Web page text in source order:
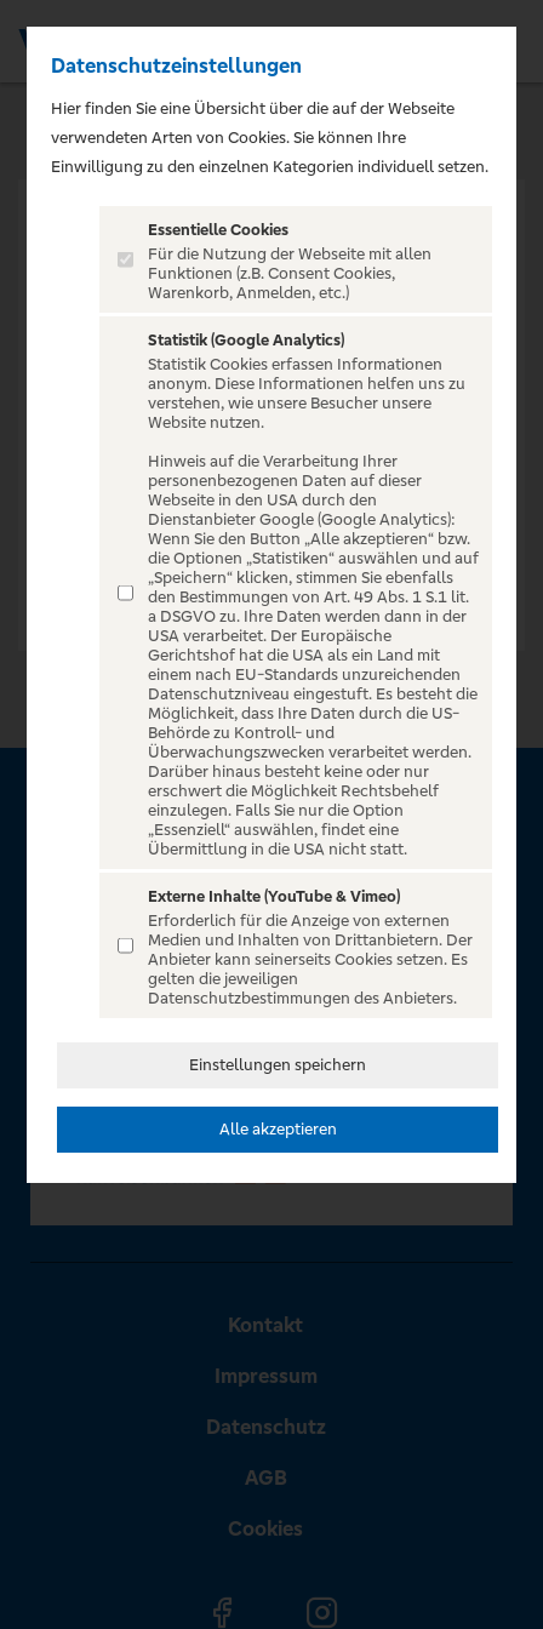
VERANSTALTUNG NICHT
GEFUNDEN
Zur Startseite
Über VR Entertain
für alle Kunden der Volksbanken Raiffeisenbanken. Auf
unserem einzigartigen Portal finden Sie Tickets für
atemberaubende Konzerte, Musicals und Shows, die
Fußball-Bundesliga sowie die Champions League und die
In Zusammenarbeit mit
Kontakt
Impressum
Datenschutz
AGB
Cookies
Datenschutzeinstellungen
Hier finden Sie eine Übersicht über die auf der Webseite
verwendeten Arten von Cookies. Sie können Ihre
Einwilligung zu den einzelnen Kategorien individuell setzen.
Essentielle Cookies
Für die Nutzung der Webseite mit allen
Funktionen (z.B. Consent Cookies,
Warenkorb, Anmelden, etc.)
Statistik (Google Analytics)
Statistik Cookies erfassen Informationen
anonym. Diese Informationen helfen uns zu
verstehen, wie unsere Besucher unsere
Website nutzen.
Hinweis auf die Verarbeitung Ihrer
personenbezogenen Daten auf dieser
Webseite in den USA durch den
Dienstanbieter Google (Google Analytics):
Wenn Sie den Button „Alle akzeptieren“ bzw.
die Optionen „Statistiken“ auswählen und auf
„Speichern“ klicken, stimmen Sie ebenfalls
den Bestimmungen von Art. 49 Abs. 1 S.1 lit.
a DSGVO zu. Ihre Daten werden dann in der
USA verarbeitet. Der Europäische
Gerichtshof hat die USA als ein Land mit
einem nach EU-Standards unzureichenden
Datenschutzniveau eingestuft. Es besteht die
Möglichkeit, dass Ihre Daten durch die US-
Behörde zu Kontroll- und
Überwachungszwecken verarbeitet werden.
Darüber hinaus besteht keine oder nur
erschwert die Möglichkeit Rechtsbehelf
einzulegen. Falls Sie nur die Option
„Essenziell“ auswählen, findet eine
Übermittlung in die USA nicht statt.
Externe Inhalte (YouTube & Vimeo)
Erforderlich für die Anzeige von externen
Medien und Inhalten von Drittanbietern. Der
Anbieter kann seinerseits Cookies setzen. Es
gelten die jeweiligen
Datenschutzbestimmungen des Anbieters.
Einstellungen speichern
Alle akzeptieren